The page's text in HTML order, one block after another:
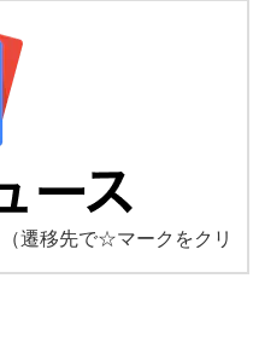
（遷移先で☆マークをクリ